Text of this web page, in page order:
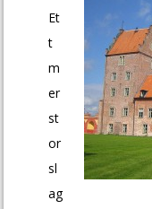
Et
t
m
er
st
or
sl
ag